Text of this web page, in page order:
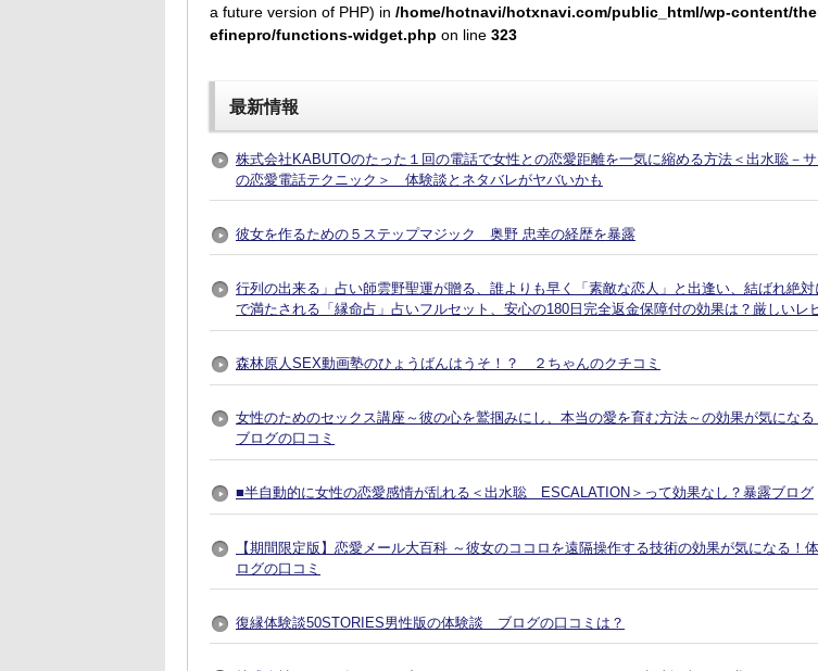
a future version of PHP) in /home/hotnavi/hotxnavi.com/public_html/wp-content/
efinepro/functions-widget.php on line 323
最新情報
株式会社KABUTOのたった１回の電話で女性との恋愛距離を一気に縮める方法＜出水聡－サ
の恋愛電話テクニック＞ 体験談とネタバレがヤバいかも
彼女を作るための５ステップマジック 奥野 忠幸の経歴を暴露
行列の出来る」占い師雲野聖運が贈る、誰よりも早く「素敵な恋人」と出逢い、結ばれ絶対
で満たされる「縁命占」占いフルセット、安心の180日完全返金保障付の効果は？厳しいレ
森林原人SEX動画塾のひょうばんはうそ！？ ２ちゃんのクチコミ
女性のためのセックス講座～彼の心を鷲掴みにし、本当の愛を育む方法～の効果が気になる
ブログの口コミ
■半自動的に女性の恋愛感情が乱れる＜出水聡 ESCALATION＞って効果なし？暴露ブログ
【期間限定版】恋愛メール大百科 ～彼女のココロを遠隔操作する技術の効果が気になる！
ログの口コミ
復縁体験談50STORIES男性版の体験談 ブログの口コミは？